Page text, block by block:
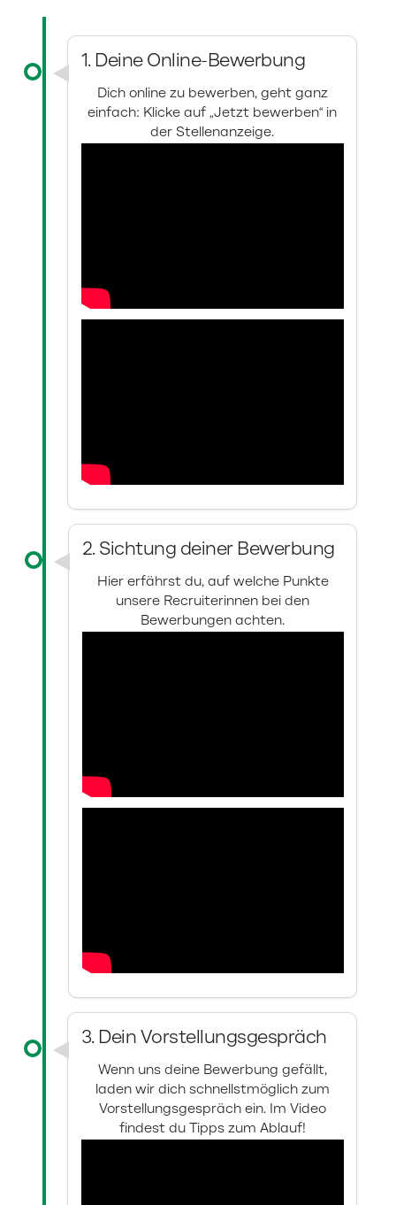
1. Deine Online-Bewerbung
Dich online zu bewerben, geht ganz
einfach: Klicke auf „Jetzt bewerben“ in
der Stellenanzeige.
2. Sichtung deiner Bewerbung
Hier erfährst du, auf welche Punkte
unsere Recruiterinnen bei den
Bewerbungen achten.
3. Dein Vorstellungsgespräch
Wenn uns deine Bewerbung gefällt,
laden wir dich schnellstmöglich zum
Vorstellungsgespräch ein. Im Video
findest du Tipps zum Ablauf!